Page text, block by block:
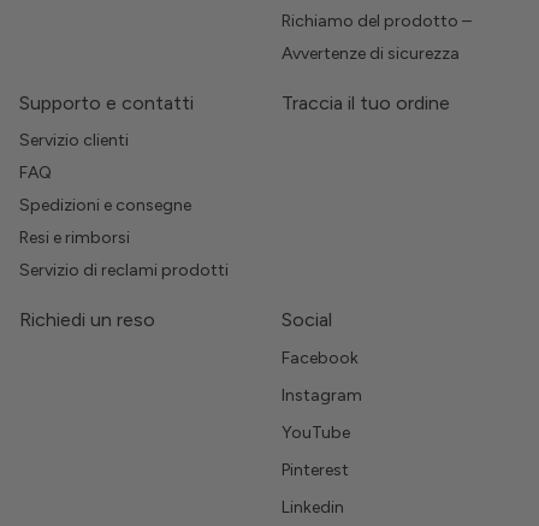
Richiamo del prodotto –
Avvertenze di sicurezza
Supporto e contatti
Servizio clienti
FAQ
Spedizioni e consegne
Resi e rimborsi
Servizio di reclami prodotti
Traccia il tuo ordine
Richiedi un reso Social
Facebook
Instagram
YouTube
Pinterest
Linkedin